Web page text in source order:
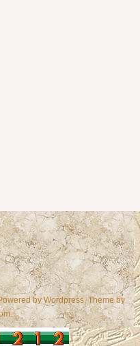
byWordpress, Theme by
.